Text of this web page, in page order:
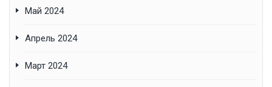
Май 2024
Апрель 2024
Март 2024